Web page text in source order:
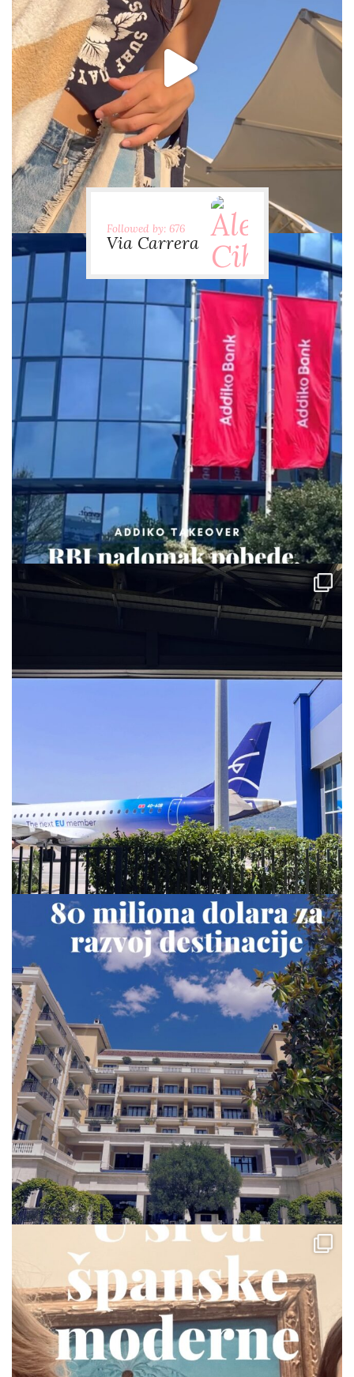
Followed by: 676
Via Carrera
via.carrera
Jul 31
via.carrera
Jul 29
Jul 23